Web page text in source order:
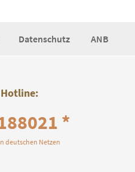
Datenschutz ANB
*
deutschen Netzen